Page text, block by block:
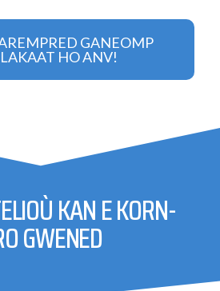
GANEOMP
HO ANV!
KAN E KORN-
GWENED